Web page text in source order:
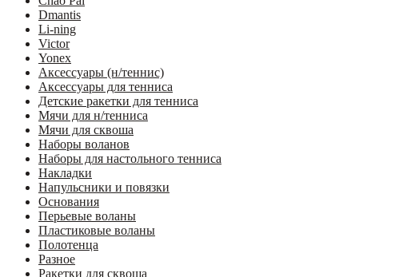
Dmantis
Li-ning
Victor
Yonex
Аксессуары (н/теннис)
Аксессуары для тенниса
Детские ракетки для тенниса
Мячи для н/тенниса
Мячи для сквоша
Наборы воланов
Наборы для настольного тенниса
Накладки
Напульсники и повязки
Основания
Перьевые воланы
Пластиковые воланы
Полотенца
Разное
Ракетки для сквоша